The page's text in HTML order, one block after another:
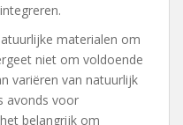
materialen om
niet om voldoende
variëren van natuurlijk
avonds voor
belangrijk om